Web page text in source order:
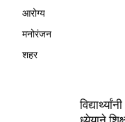
आरोग्य
मनोरंजन
शहर